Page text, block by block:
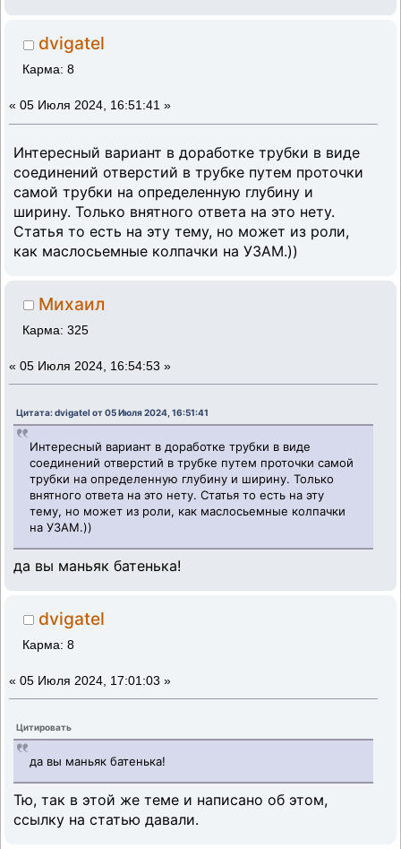
dvigatel
Карма: 8
« 05 Июля 2024, 16:51:41 »
Интересный вариант в доработке трубки в виде
соединений отверстий в трубке путем проточки
самой трубки на определенную глубину и
ширину. Только внятного ответа на это нету.
Статья то есть на эту тему, но может из роли,
как маслосьемные колпачки на УЗАМ.))
Михаил
Карма: 325
« 05 Июля 2024, 16:54:53 »
Цитата: dvigatel от 05 Июля 2024, 16:51:41
Интересный вариант в доработке трубки в виде
соединений отверстий в трубке путем проточки самой
трубки на определенную глубину и ширину. Только
внятного ответа на это нету. Статья то есть на эту
тему, но может из роли, как маслосьемные колпачки
на УЗАМ.))
да вы маньяк батенька!
dvigatel
Карма: 8
« 05 Июля 2024, 17:01:03 »
Цитировать
да вы маньяк батенька!
Тю, так в этой же теме и написано об этом,
ссылку на статью давали.